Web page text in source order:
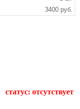
3400 руб.
статус: отсутствует